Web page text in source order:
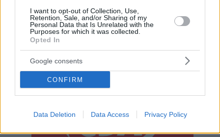
I want to opt-out of Collection, Use,
Retention, Sale, and/or Sharing of my
Personal Data that Is Unrelated with the
Purposes for which it was collected.
Opted In
Google consents
CONFIRM
Data Deletion Data Access Privacy Policy